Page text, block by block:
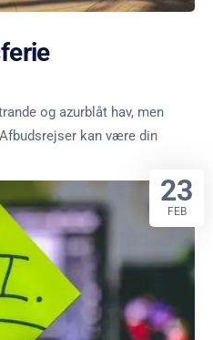
og azurblåt hav, men
kan være din
23
FEB